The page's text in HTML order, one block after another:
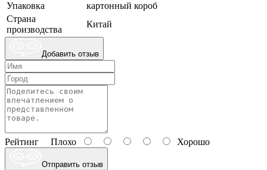
Упаковка
картонный короб
Страна
производства
Китай
Добавить отзыв
Рейтинг Плохо Хорошо
Отправить отзыв